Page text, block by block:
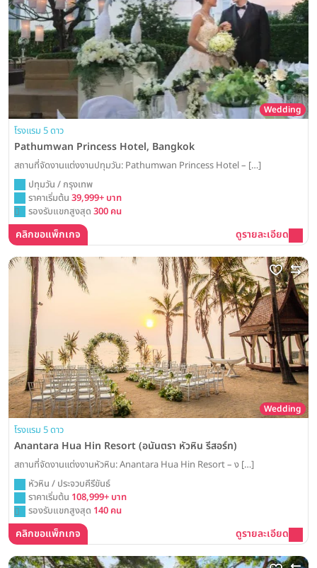
Wedding
โรงแรม 5 ดาว
Pathumwan Princess Hotel, Bangkok
สถานที่จัดงานแต่งงานปทุมวัน: Pathumwan Princess Hotel – […]
ปทุมวัน / กรุงเทพ
ราคาเริ่มต้น 39,999+ บาท
รองรับแขกสูงสุด 300 คน
คลิกขอแพ็กเกจ ดูรายละเอียด
Wedding
โรงแรม 5 ดาว
Anantara Hua Hin Resort (อนันตรา หัวหิน รีสอร์ท)
สถานที่จัดงานแต่งงานหัวหิน: Anantara Hua Hin Resort – ง […]
หัวหิน / ประจวบคีรีขันธ์
ราคาเริ่มต้น 108,999+ บาท
รองรับแขกสูงสุด 140 คน
คลิกขอแพ็กเกจ ดูรายละเอียด